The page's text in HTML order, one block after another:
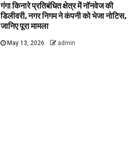
गंगा किनारे प्रतिबंधित क्षेत्र में नॉनवेज की
डिलीवरी, नगर निगम ने कंपनी को भेजा नोटिस,
जानिए पूरा मामला
May 13, 2026 admin